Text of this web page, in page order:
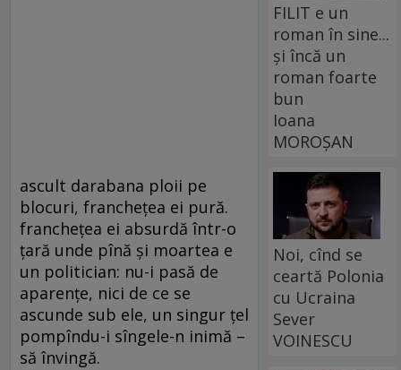
ascult darabana ploii pe
blocuri, francheţea ei pură.
francheţea ei absurdă într-o
ţară unde pînă şi moartea e
un politician: nu-i pasă de
aparenţe, nici de ce se
ascunde sub ele, un singur ţel
pompîndu-i sîngele-n inimă –
să învingă.
FILIT e un
roman în sine...
și încă un
roman foarte
bun
Ioana
MOROȘAN
Noi, cînd se
ceartă Polonia
cu Ucraina
Sever
VOINESCU